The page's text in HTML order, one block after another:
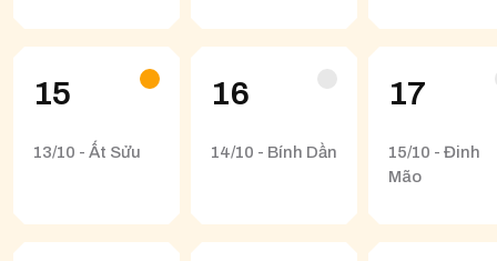
15
13/10 - Ất Sửu
16
14/10 - Bính Dần
17
15/10 - Đinh
Mão